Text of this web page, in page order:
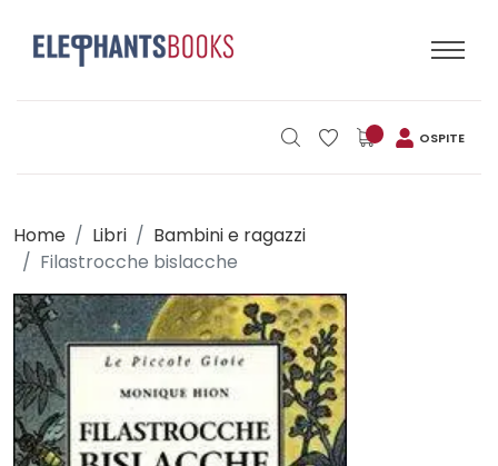
OSPITE
Home Libri
Bambini e ragazzi
Filastrocche bislacche